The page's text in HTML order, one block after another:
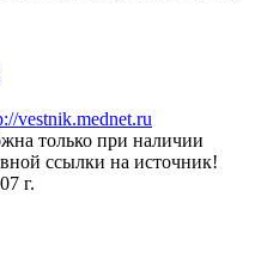
vestnik.mednet.ru
только при наличии
ссылки на источник!
г.